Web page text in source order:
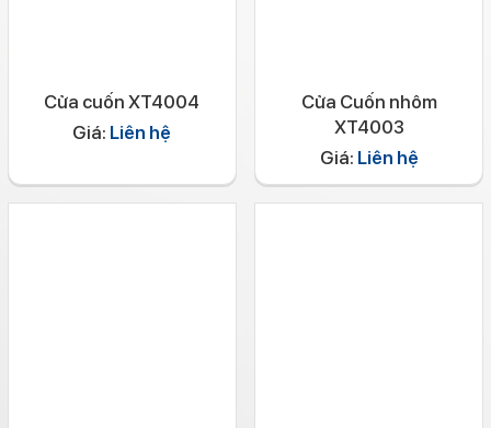
Cửa cuốn XT4004
Giá: Liên hệ
Cửa Cuốn nhôm
XT4003
Giá: Liên hệ